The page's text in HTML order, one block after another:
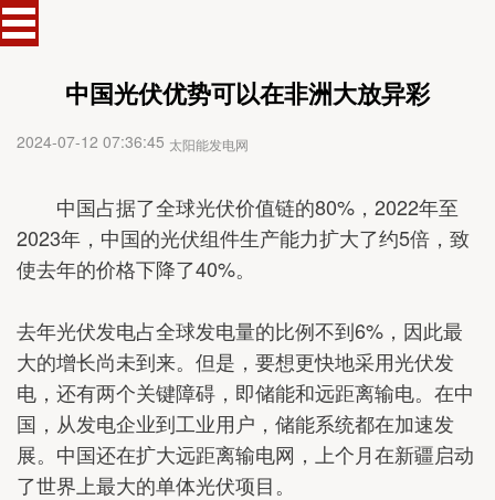
中国光伏优势可以在非洲大放异彩
2024-07-12 07:36:45 太阳能发电网
中国占据了全球光伏价值链的80%，2022年至
2023年，中国的光伏组件生产能力扩大了约5倍，致
使去年的价格下降了40%。
去年光伏发电占全球发电量的比例不到6%，因此最
大的增长尚未到来。但是，要想更快地采用光伏发
电，还有两个关键障碍，即储能和远距离输电。在中
国，从发电企业到工业用户，储能系统都在加速发
展。中国还在扩大远距离输电网，上个月在新疆启动
了世界上最大的单体光伏项目。